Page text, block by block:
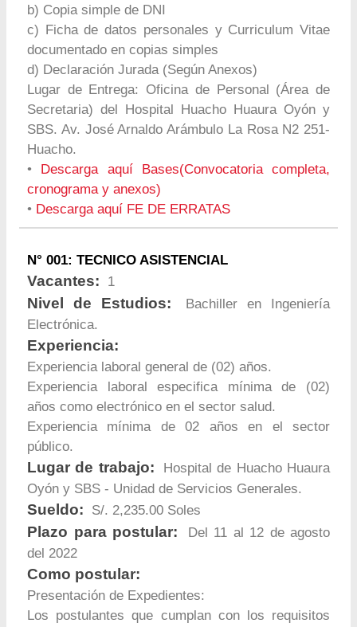
b) Copia simple de DNI
c) Ficha de datos personales y Curriculum Vitae
documentado en copias simples
d) Declaración Jurada (Según Anexos)
Lugar de Entrega: Oficina de Personal (Área de
Secretaria) del Hospital Huacho Huaura Oyón y
SBS. Av. José Arnaldo Arámbulo La Rosa N2 251-
Huacho.
•
Descarga aquí Bases(Convocatoria completa,
cronograma y anexos)
• Descarga aquí FE DE ERRATAS
N° 001: TECNICO ASISTENCIAL
Vacantes: 1
Nivel de Estudios:
Bachiller en Ingeniería
Electrónica.
Experiencia:
Experiencia laboral general de (02) años.
Experiencia laboral especifica mínima de (02)
años como electrónico en el sector salud.
Experiencia mínima de 02 años en el sector
público.
Lugar de trabajo:
Hospital de Huacho Huaura
Oyón y SBS - Unidad de Servicios Generales.
Sueldo: S/. 2,235.00 Soles
Plazo para postular:
Del 11 al 12 de agosto
del 2022
Como postular:
Presentación de Expedientes:
Los postulantes que cumplan con los requisitos